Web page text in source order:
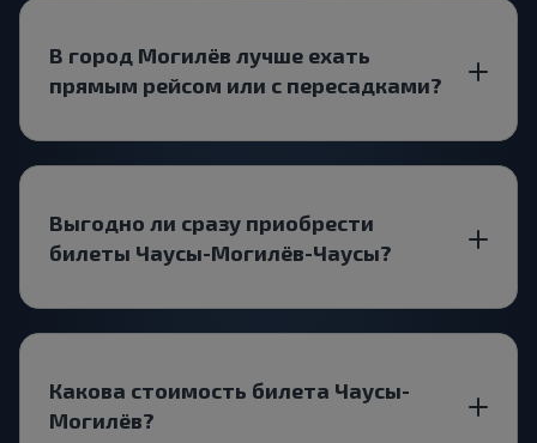
В город Могилёв лучше ехать
прямым рейсом или с пересадками?
Выгодно ли сразу приобрести
билеты Чаусы-Могилёв-Чаусы?
Какова стоимость билета Чаусы-
Могилёв?